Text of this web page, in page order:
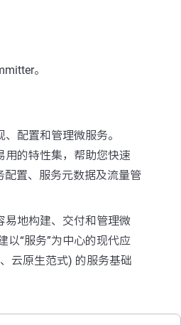
。
配置和管理微服务。
用的特性集，帮助您快速
配置、服务元数据及流量管
易地构建、交付和管理微
以“服务”为中心的现代应
云原生范式) 的服务基础